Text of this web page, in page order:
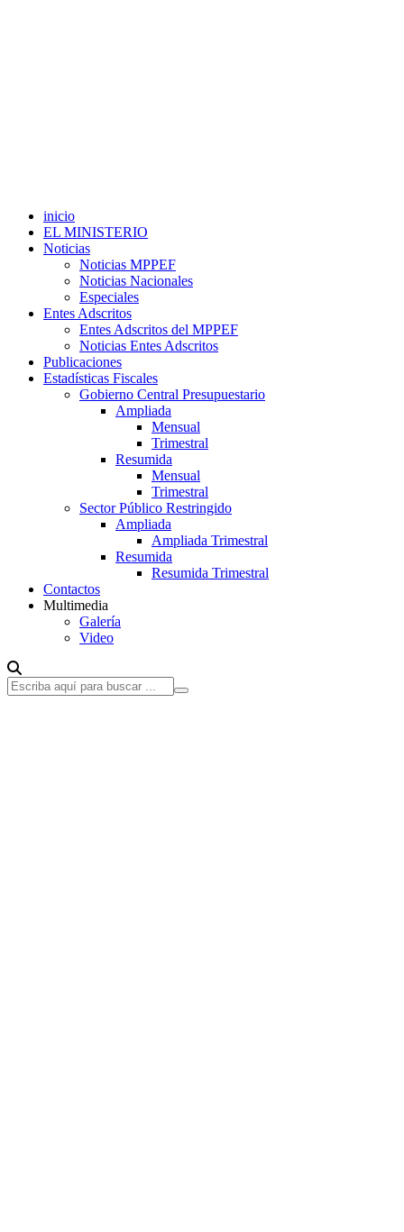
inicio
EL MINISTERIO
Noticias
Noticias MPPEF
Noticias Nacionales
Especiales
Entes Adscritos
Entes Adscritos del MPPEF
Noticias Entes Adscritos
Publicaciones
Estadísticas Fiscales
Gobierno Central Presupuestario
Ampliada
Mensual
Trimestral
Resumida
Mensual
Trimestral
Sector Público Restringido
Ampliada
Ampliada Trimestral
Resumida
Resumida Trimestral
Contactos
Multimedia
Galería
Video